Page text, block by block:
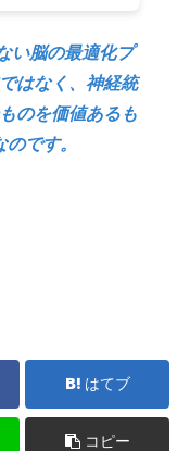
い脳の最適化プ
はなく、神経統
のを価値あるも
です。
はてブ
コピー